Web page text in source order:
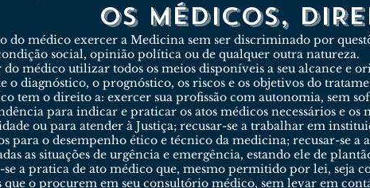
OS MÉDICOS,
do médico exercer a Medicina sem ser discriminado por
social, opinião política ou de qualquer outra natureza.
do médico utilizar todos os meios disponíveis a seu alcance e
o diagnóstico, o prognóstico, os riscos e os objetivos do
tem o direito a: exercer sua profissão com autonomia, sem
para indicar e praticar os atos médicos necessários e os
ou para atender à Justiça; recusar-se a trabalhar em
para o desempenho ético e técnico da medicina; recusar-se
as situações de urgência e emergência, estando ele de
se a pratica de ato médico que, mesmo permitido por lei, seja
que o procurem em seu consultório médico, sem levar em